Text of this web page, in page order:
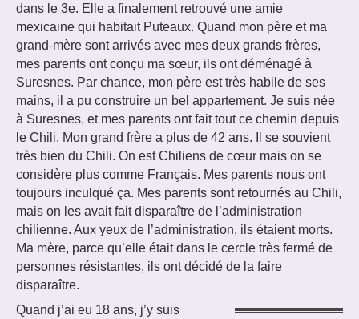
dans le 3e. Elle a finalement retrouvé une amie
mexicaine qui habitait Puteaux. Quand mon père et ma
grand-mère sont arrivés avec mes deux grands frères,
mes parents ont conçu ma sœur, ils ont déménagé à
Suresnes. Par chance, mon père est très habile de ses
mains, il a pu construire un bel appartement. Je suis née
à Suresnes, et mes parents ont fait tout ce chemin depuis
le Chili. Mon grand frère a plus de 42 ans. Il se souvient
très bien du Chili. On est Chiliens de cœur mais on se
considère plus comme Français. Mes parents nous ont
toujours inculqué ça. Mes parents sont retournés au Chili,
mais on les avait fait disparaître de l’administration
chilienne. Aux yeux de l’administration, ils étaient morts.
Ma mère, parce qu’elle était dans le cercle très fermé de
personnes résistantes, ils ont décidé de la faire
disparaître.
Quand j’ai eu 18 ans, j’y suis